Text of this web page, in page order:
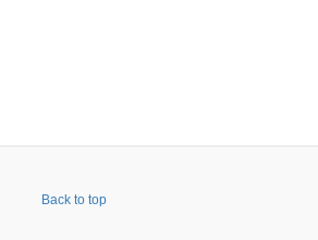
Back to top